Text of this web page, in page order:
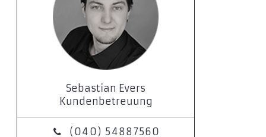
Sebastian Evers
Kundenbetreuung
(040) 54887560